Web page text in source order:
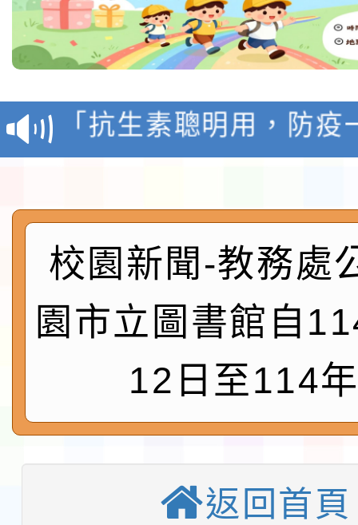
轉知台灣武術協會檢送
月29日中正盃決賽暨國
術精英錦標賽」
「抗生素聰明用，防疫
動」插畫徵件活動
淨零綠生活教案入校路
會
地景藝術節教師研習
115年8月22日(星期六
桃園市孔廟祈福系列
開 智慧啟航」
「2026桃園藝術巡演
共學行動站」第二階段
習海報及各區簡章
教育部校安中心白海
報
檢送桃園市115學年度
校園新聞-教務處
園市立圖書館自
12日至114
返回首頁